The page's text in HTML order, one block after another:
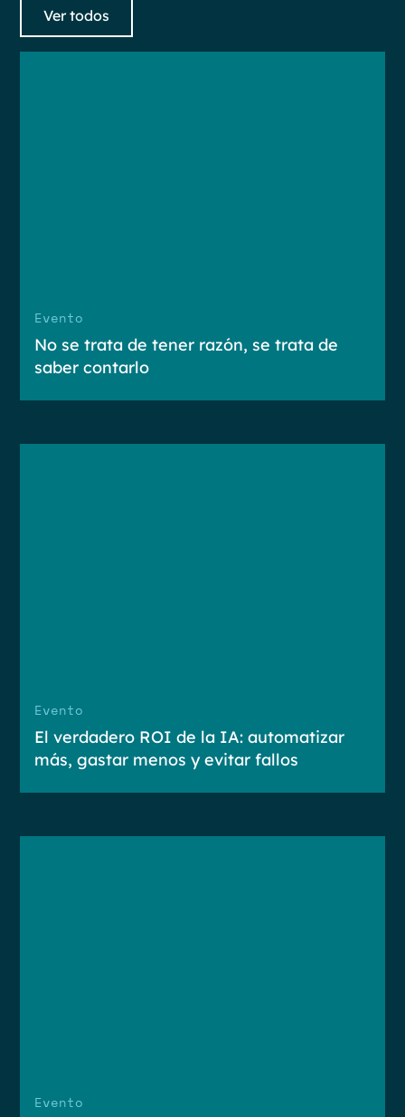
Ver todos
Evento
No se trata de tener razón, se trata de
saber contarlo
Evento
El verdadero ROI de la IA: automatizar
más, gastar menos y evitar fallos
Evento